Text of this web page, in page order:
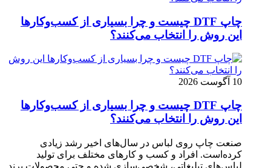
چاپ DTF چیست و چرا بسیاری از کسب‌وکارها
این روش را انتخاب می‌کنند؟
10 آگوست 2026
چاپ DTF چیست و چرا بسیاری از کسب‌وکارها
این روش را انتخاب می‌کنند؟
صنعت چاپ روی لباس در سال‌های اخیر رشد زیادی
کرده‌است. افراد و کسب‌ و کارهای مختلف برای تولید
لباس‌های تبلیغاتی، شخصی‌سازی ‌شده و حتی محصولات برند